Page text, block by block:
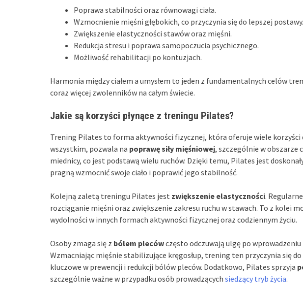
Poprawa stabilności oraz równowagi ciała.
Wzmocnienie mięśni głębokich, co przyczynia się do lepszej postawy.
Zwiększenie elastyczności stawów oraz mięśni.
Redukcja stresu i poprawa samopoczucia psychicznego.
Możliwość rehabilitacji po kontuzjach.
Harmonia między ciałem a umysłem to jeden z fundamentalnych celów
coraz więcej zwolenników na całym świecie.
Jakie są korzyści płynące z treningu Pilates?
Trening Pilates to forma aktywności fizycznej, która oferuje wiele korzyści
wszystkim, pozwala na poprawę siły mięśniowej, szczególnie w obszarze
miednicy, co jest podstawą wielu ruchów. Dzięki temu, Pilates jest
pragną wzmocnić swoje ciało i poprawić jego stabilność.
Kolejną zaletą treningu Pilates jest zwiększenie elastyczności.
rozciąganie mięśni oraz zwiększenie zakresu ruchu w stawach. To z kolei
wydolności w innych formach aktywności fizycznej oraz codziennym życiu.
Osoby zmaga się z bólem plecówczęsto odczuwają ulgę po
Wzmacniając mięśnie stabilizujące kręgosłup, trening ten przyczynia się do
kluczowe w prewencji i redukcji bólów pleców. Dodatkowo, Pilates sprzyja
szczególnie ważne w przypadku osób prowadzących siedzący tryb życia.